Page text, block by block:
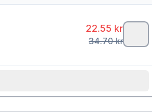
22.55 kr
34.70kr